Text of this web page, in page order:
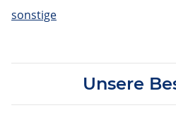
sonstige
Unsere